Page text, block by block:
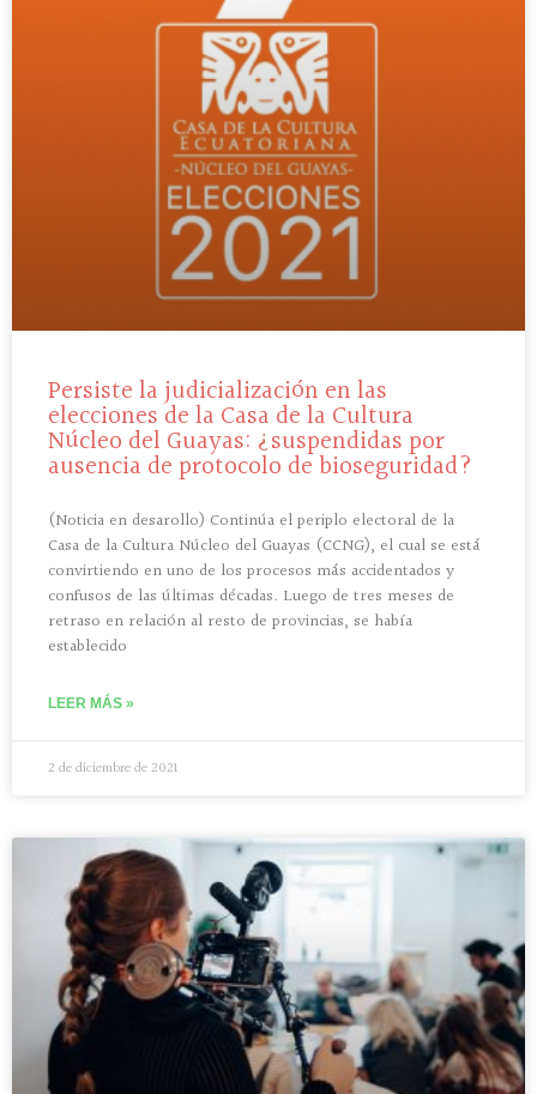
Persiste la judicialización en las
elecciones de la Casa de la Cultura
Núcleo del Guayas: ¿suspendidas por
ausencia de protocolo de bioseguridad?
(Noticia en desarollo) Continúa el periplo electoral de la
Casa de la Cultura Núcleo del Guayas (CCNG), el cual se está
convirtiendo en uno de los procesos más accidentados y
confusos de las últimas décadas. Luego de tres meses de
retraso en relación al resto de provincias, se había
establecido
LEER MÁS »
2 de diciembre de 2021